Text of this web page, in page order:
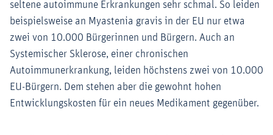
seltene autoimmune Erkrankungen sehr schmal. So leiden
beispielsweise an Myastenia gravis in der EU nur etwa
zwei von 10.000 Bürgerinnen und Bürgern. Auch an
Systemischer Sklerose, einer chronischen
Autoimmunerkrankung, leiden höchstens zwei von 10.000
EU-Bürgern. Dem stehen aber die gewohnt hohen
Entwicklungskosten für ein neues Medikament gegenüber.